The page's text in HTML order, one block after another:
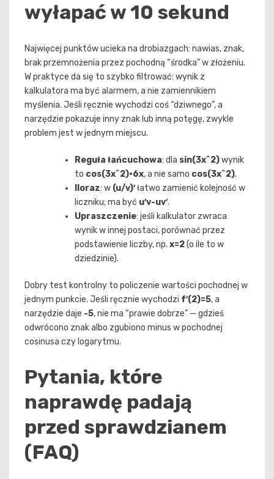
wyłapać w 10 sekund
Najwięcej punktów ucieka na drobiazgach: nawias, znak,
brak przemnożenia przez pochodną “środka” w złożeniu.
W praktyce da się to szybko filtrować: wynik z
kalkulatora ma być alarmem, a nie zamiennikiem
myślenia. Jeśli ręcznie wychodzi coś “dziwnego”, a
narzędzie pokazuje inny znak lub inną potęgę, zwykle
problem jest w jednym miejscu.
Reguła łańcuchowa: dla sin(3x^2)wynik
to cos(3x^2)·6x, a nie samo cos(3x^2).
Iloraz: w (u/v)′łatwo zamienić kolejność w
liczniku; ma być u′v-uv′.
Upraszczenie: jeśli kalkulator zwraca
wynik w innej postaci, porównać przez
podstawienie liczby, np. x=2(o ile to w
dziedzinie).
Dobry test kontrolny to policzenie wartości pochodnej w
jednym punkcie. Jeśli ręcznie wychodzi f′(2)=5, a
narzędzie daje -5, nie ma “prawie dobrze” — gdzieś
odwrócono znak albo zgubiono minus w pochodnej
cosinusa czy logarytmu.
Pytania, które
naprawdę padają
przed sprawdzianem
(FAQ)